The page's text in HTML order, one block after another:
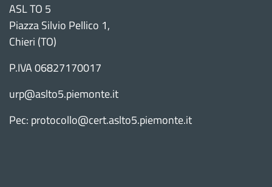
ASL TO 5
Piazza Silvio Pellico 1,
Chieri (TO)
P.IVA 06827170017
urp@aslto5.piemonte.it
Pec: protocollo@cert.aslto5.piemonte.it